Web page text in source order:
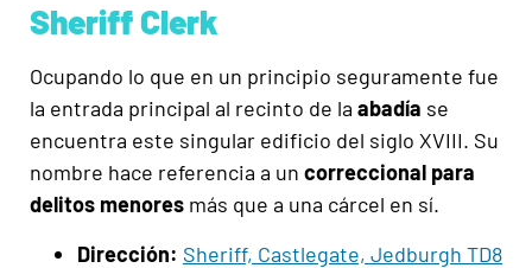
Sheriff Clerk
Ocupando lo que en un principio seguramente fue
la entrada principal al recinto de la abadía se
encuentra este singular edificio del siglo XVIII. Su
nombre hace referencia a un correccional para
delitos menores más que a una cárcel en sí.
Dirección: Sheriff, Castlegate, Jedburgh TD8